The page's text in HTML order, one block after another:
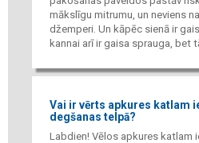
mākslīgu mitrumu, un neviens
džemperi. Un kāpēc sienā ir
kannai arī ir gaisa sprauga, bet
Vai ir vērts apkures katlam
degšanas telpā?
Labdien! Vēlos apkures katlam